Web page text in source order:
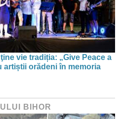
vie tradiția: „Give Peace a
artiștii orădeni în memoria
BIHOR